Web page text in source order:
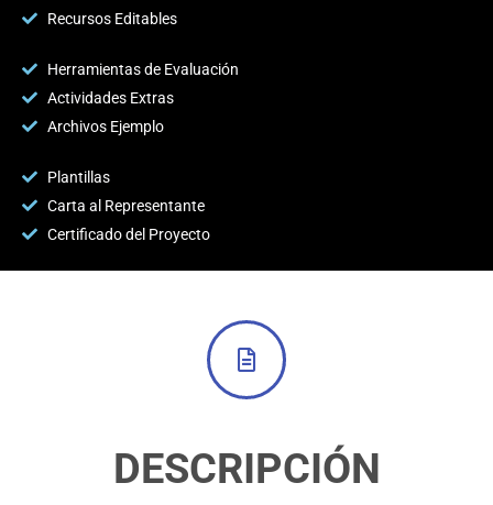
Recursos Editables
Herramientas de Evaluación
Actividades Extras
Archivos Ejemplo
Plantillas
Carta al Representante
Certificado del Proyecto
DESCRIPCIÓN